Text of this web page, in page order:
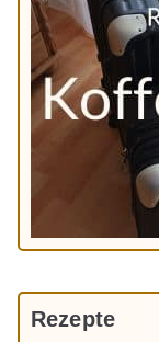
Rezepte